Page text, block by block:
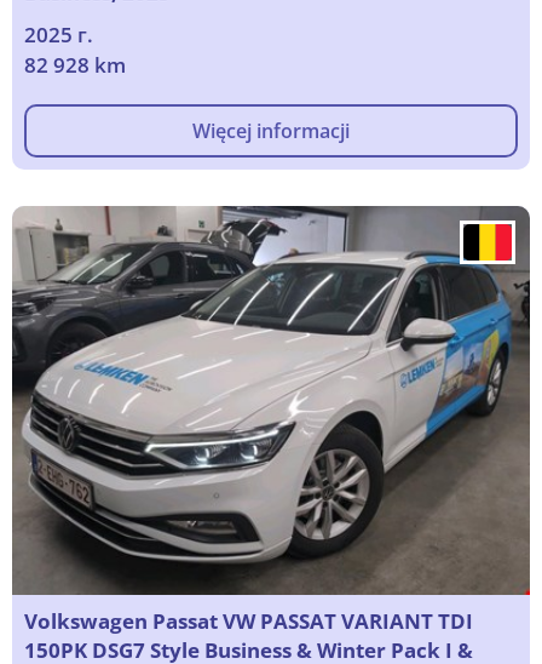
2025 г.
82 928 km
Więcej informacji
Volkswagen Passat VW PASSAT VARIANT TDI
150PK DSG7 Style Business & Winter Pack I &